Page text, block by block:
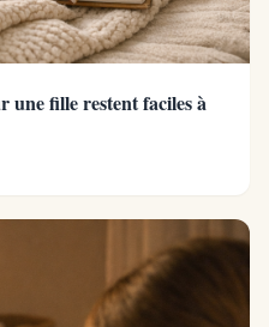
une fille restent faciles à